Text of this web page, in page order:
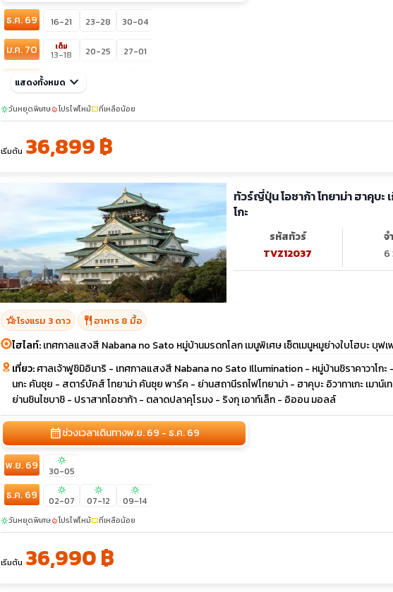
ธ.ค. 69 16-21 23-28 30-04
ม.ค. 70 เต็ม
13-18 20-25 27-01
ก.พ. 70 03-08
มี.ค. 70 sunny
03-08 10-15 17-22
แสดงทั้งหมด keyboard_arrow_down
sunnyวันหยุดพิเศษlocal_fire_departmentโปรไฟไหม้confirmation_numberที่เหลือน้อย
เริ่มต้น 36,899 ฿
ทัวร์ญี่ปุ่น โอซาก้า โทยาม่า ฮาคุบะ
โกะ
รหัสทัวร์
TVZ12037
จ
6
hotel_classโรงแรม 3 ดาว restaurant อาหาร 8 มื้อ
ไฮไลท์:เทศกาลแสงสี Nabana no Sato หมู่บ้านมรดกโลก เมนูพิเศษ เซ็ตเมนูหมูย่างใบโฮบะ บุฟ
เที่ยว:ศาลเจ้าฟูชิมิอินาริ - เทศกาลแสงสี Nabana no Sato Illumination - หมู่บ้านชิราคาวาโก
นกะ คันซุย - สตาร์บัคส์ โทยาม่า คันซุย พาร์ค - ย่านสถานีรถไฟโทยาม่า - ฮาคุบะ อิวาทาเกะ เมา
ย่านชินไซบาชิ - ปราสาทโอซาก้า - ตลาดปลาคุโรมง - ริงกุ เอาท์เล็ท - อิออน มอลล์
calendar_monthช่วงเวลาเดินทางพ.ย. 69 - ธ.ค. 69
พ.ย. 69 sunny
30-05
ธ.ค. 69 sunny
02-07
sunny
07-12
sunny
09-14
sunnyวันหยุดพิเศษlocal_fire_departmentโปรไฟไหม้confirmation_numberที่เหลือน้อย
เริ่มต้น 36,990 ฿